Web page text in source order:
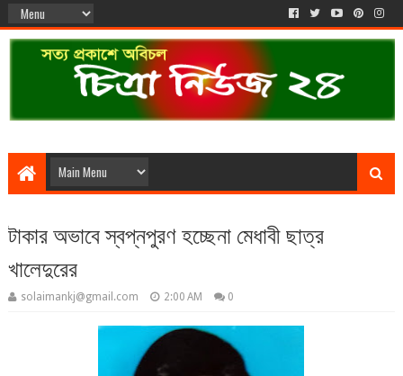
টাকার অভাবে স্বপ্নপুরণ হচ্ছেনা মেধাবী ছাত্র
খালেদুরের
solaimankj@gmail.com 2:00 AM 0